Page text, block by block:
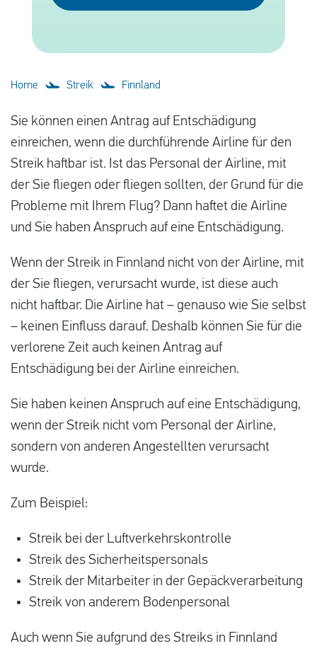
Presse
Kontakt
Home Streik Finnland
Sie können einen Antrag auf Entschädigung
einreichen, wenn die durchführende Airline für den
Streik haftbar ist. Ist das Personal der Airline, mit
der Sie fliegen oder fliegen sollten, der Grund für die
Probleme mit Ihrem Flug? Dann haftet die Airline
und Sie haben Anspruch auf eine Entschädigung.
Wenn der Streik in Finnland nicht von der Airline, mit
der Sie fliegen, verursacht wurde, ist diese auch
nicht haftbar. Die Airline hat – genauso wie Sie selbst
– keinen Einfluss darauf. Deshalb können Sie für die
verlorene Zeit auch keinen Antrag auf
Entschädigung bei der Airline einreichen.
Sie haben keinen Anspruch auf eine Entschädigung,
wenn der Streik nicht vom Personal der Airline,
sondern von anderen Angestellten verursacht
wurde.
Zum Beispiel:
Streik bei der Luftverkehrskontrolle
Streik des Sicherheitspersonals
Streik der Mitarbeiter in der Gepäckverarbeitung
Streik von anderem Bodenpersonal
Auch wenn Sie aufgrund des Streiks in Finnland